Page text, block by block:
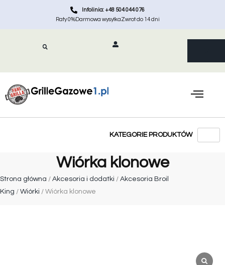
Infolinia: +48 504 044 076
Raty 0%Darmowa wysyłkaZwrot do 14 dni
Wiórka klonowe
Strona główna / Akcesoria i dodatki / Akcesoria Broil
King / Wiórki / Wiórka klonowe